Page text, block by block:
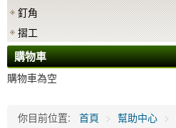
釘角
摺工
購物車
購物車為空
你目前位置: 首頁 > 幫助中心 >